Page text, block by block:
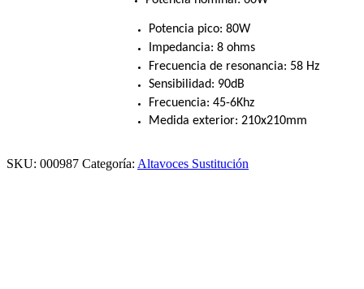
Potencia pico: 80W
Impedancia: 8 ohms
Frecuencia de resonancia: 58 Hz
Sensibilidad: 90dB
Frecuencia: 45-6Khz
Medida exterior: 210x210mm
SKU: 000987 Categoría: Altavoces Sustitución